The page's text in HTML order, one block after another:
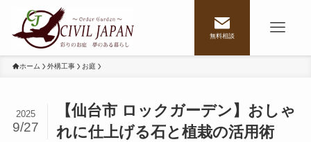
無料相談
ホーム 外構工事 お庭
【仙台市 ロックガーデン】おしゃ
れに仕上げる石と植栽の活用術
2025
9/27